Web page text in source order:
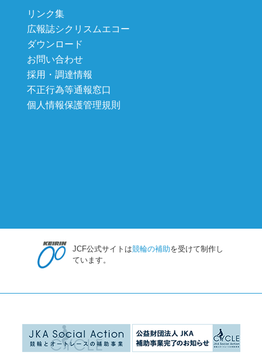
リンク集
広報誌シクリスムエコー
ダウンロード
お問い合わせ
採用・調達情報
不正行為等通報窓口
個人情報保護管理規則
JCF公式サイトは競輪の補助を受けて制作し
ています。